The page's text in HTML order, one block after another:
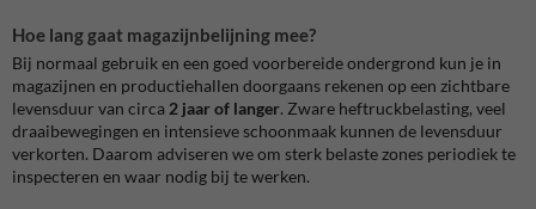
Hoe lang gaat magazijnbelijning mee?
Bij normaal gebruik en een goed voorbereide ondergrond kun je in
magazijnen en productiehallen doorgaans rekenen op een zichtbare
levensduur van circa 2 jaar of langer. Zware heftruckbelasting, veel
draaibewegingen en intensieve schoonmaak kunnen de levensduur
verkorten. Daarom adviseren we om sterk belaste zones periodiek te
inspecteren en waar nodig bij te werken.